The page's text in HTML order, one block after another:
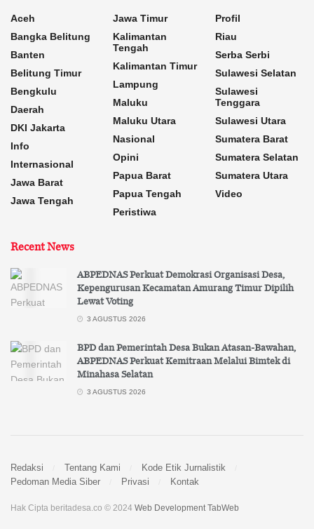
Aceh
Bangka Belitung
Banten
Belitung Timur
Bengkulu
Daerah
DKI Jakarta
Info
Internasional
Jawa Barat
Jawa Tengah
Jawa Timur
Kalimantan
Tengah
Kalimantan Timur
Lampung
Maluku
Maluku Utara
Nasional
Opini
Papua Barat
Papua Tengah
Peristiwa
Profil
Riau
Serba Serbi
Sulawesi Selatan
Sulawesi
Tenggara
Sulawesi Utara
Sumatera Barat
Sumatera Selatan
Sumatera Utara
Video
Recent News
ABPEDNAS Perkuat Demokrasi Organisasi Desa,
Kepengurusan Kecamatan Amurang Timur Dipilih
Lewat Voting
3 AGUSTUS 2026
BPD dan Pemerintah Desa Bukan Atasan-Bawahan,
ABPEDNAS Perkuat Kemitraan Melalui Bimtek di
Minahasa Selatan
3 AGUSTUS 2026
Redaksi Tentang Kami
Kode Etik Jurnalistik
Pedoman Media Siber
Privasi Kontak
Hak Cipta beritadesa.co © 2024 Web Development TabWeb